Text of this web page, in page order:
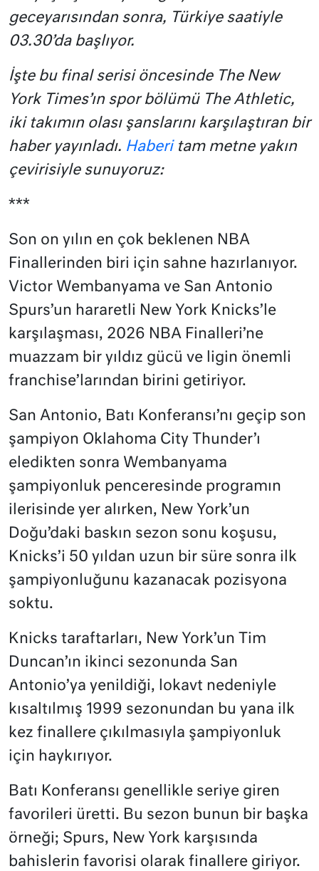
geceyarısından sonra, Türkiye saatiyle
03.30’da başlıyor.
İşte bu final serisi öncesinde The New
York Times’ın spor bölümü The Athletic,
iki takımın olası şanslarını karşılaştıran bir
haber yayınladı. Haberitam metne yakın
çevirisiyle sunuyoruz:
***
Son on yılın en çok beklenen NBA
Finallerinden biri için sahne hazırlanıyor.
Victor Wembanyama ve San Antonio
Spurs’un hararetli New York Knicks’le
karşılaşması, 2026 NBA Finalleri’ne
muazzam bir yıldız gücü ve ligin önemli
franchise’larından birini getiriyor.
San Antonio, Batı Konferansı’nı geçip son
şampiyon Oklahoma City Thunder’ı
eledikten sonra Wembanyama
şampiyonluk penceresinde programın
ilerisinde yer alırken, New York’un
Doğu’daki baskın sezon sonu koşusu,
Knicks’i 50 yıldan uzun bir süre sonra ilk
şampiyonluğunu kazanacak pozisyona
soktu.
Knicks taraftarları, New York’un Tim
Duncan’ın ikinci sezonunda San
Antonio’ya yenildiği, lokavt nedeniyle
kısaltılmış 1999 sezonundan bu yana ilk
kez finallere çıkılmasıyla şampiyonluk
için haykırıyor.
Batı Konferansı genellikle seriye giren
favorileri üretti. Bu sezon bunun bir başka
örneği; Spurs, New York karşısında
bahislerin favorisi olarak finallere giriyor.